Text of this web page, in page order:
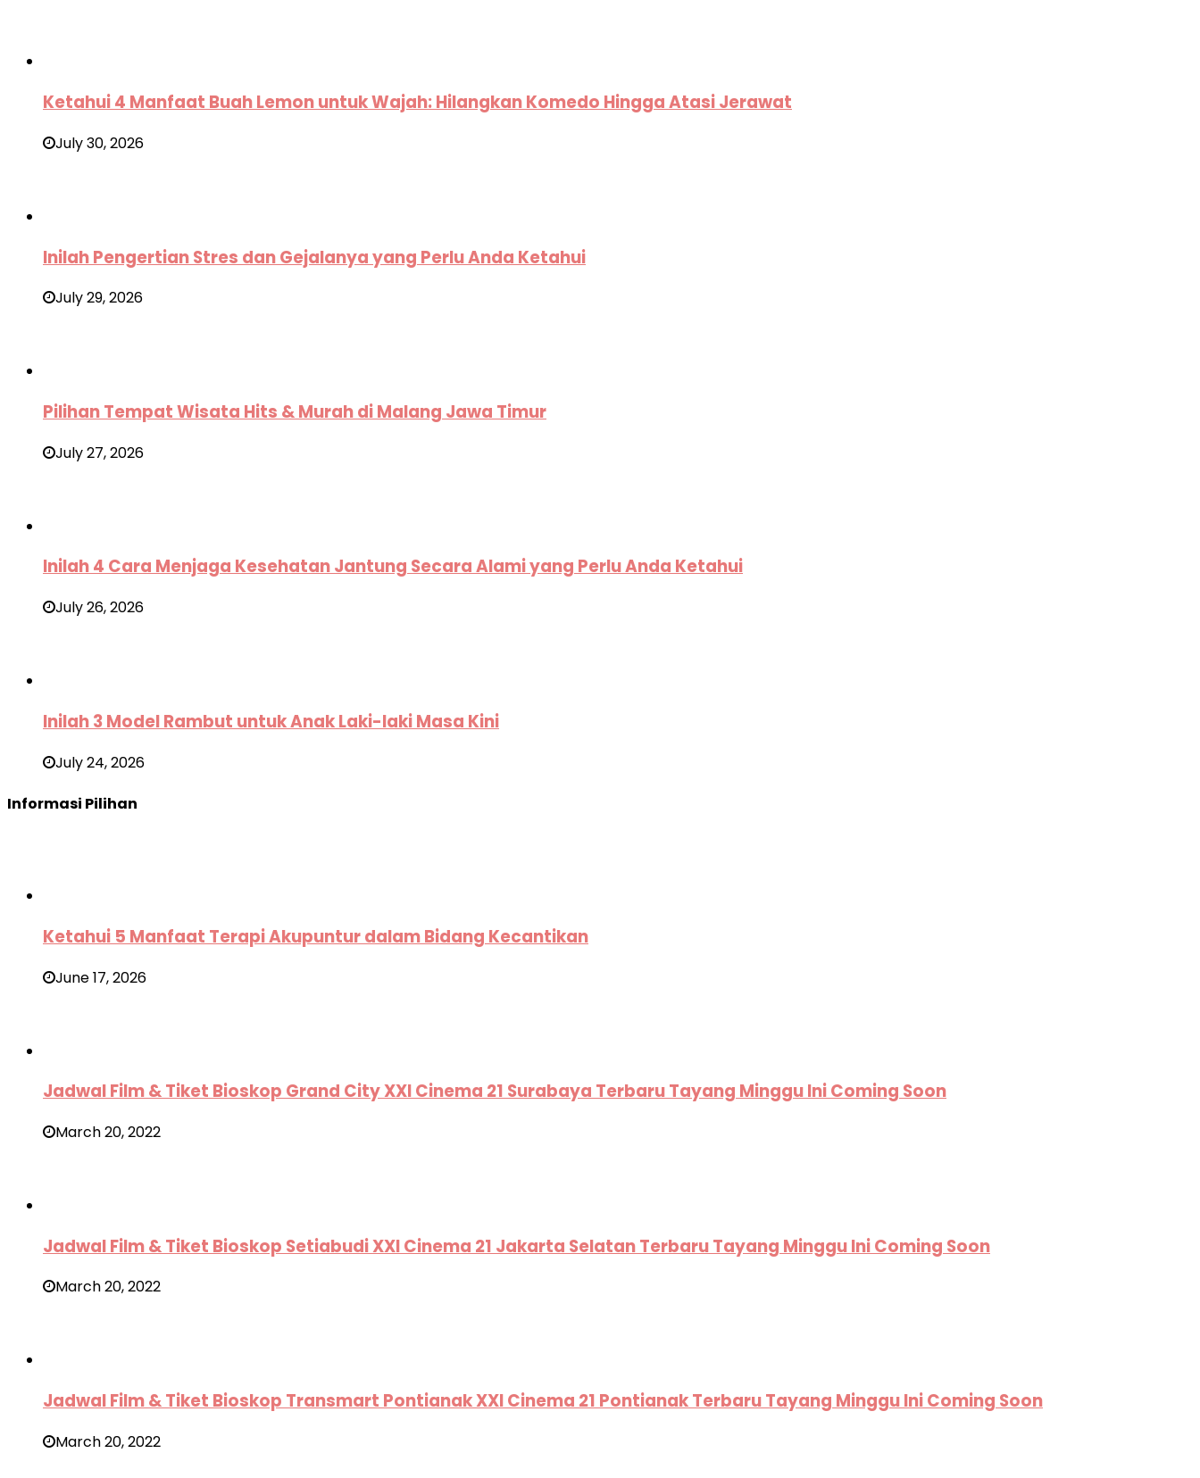
Ketahui 4 Manfaat Buah Lemon untuk Wajah: Hilangkan Komedo Hingga Atasi Jerawat
July 30, 2026
Inilah Pengertian Stres dan Gejalanya yang Perlu Anda Ketahui
July 29, 2026
Pilihan Tempat Wisata Hits & Murah di Malang Jawa Timur
July 27, 2026
Inilah 4 Cara Menjaga Kesehatan Jantung Secara Alami yang Perlu Anda Ketahui
July 26, 2026
Inilah 3 Model Rambut untuk Anak Laki-laki Masa Kini
July 24, 2026
Informasi Pilihan
Ketahui 5 Manfaat Terapi Akupuntur dalam Bidang Kecantikan
June 17, 2026
Jadwal Film & Tiket Bioskop Grand City XXI Cinema 21 Surabaya Terbaru Tayang Minggu Ini Coming Soon
March 20, 2022
Jadwal Film & Tiket Bioskop Setiabudi XXI Cinema 21 Jakarta Selatan Terbaru Tayang Minggu Ini Coming Soon
March 20, 2022
Jadwal Film & Tiket Bioskop Transmart Pontianak XXI Cinema 21 Pontianak Terbaru Tayang Minggu Ini Coming Soon
March 20, 2022